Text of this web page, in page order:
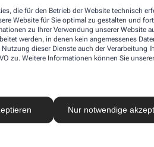
die für den Betrieb der Website technisch
Website für Sie optimal zu gestalten und
zu Ihrer Verwendung unserer Website
werden, in denen kein angemessenes
dieser Dienste auch der Verarbeitung
zu. Weitere Informationen können Sie unserer
Nur notwendige
5.460 Filamenten für eine
Zahnpasta Enzycal 1450,
Außerdem dasCPS prime
Größen für eine
Sanft zu Zähnen und
schonen aber
ermöglicht ein präzises,